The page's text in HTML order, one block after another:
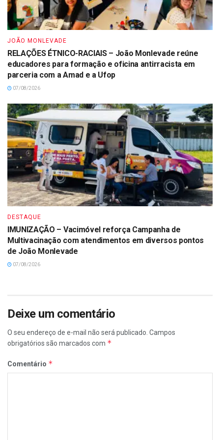
JOÃO MONLEVADE
RELAÇÕES ÉTNICO-RACIAIS – João Monlevade reúne
educadores para formação e oficina antirracista em
parceria com a Amad e a Ufop
07/08/2026
DESTAQUE
IMUNIZAÇÃO – Vacimóvel reforça Campanha de
Multivacinação com atendimentos em diversos pontos
de João Monlevade
07/08/2026
Deixe um comentário
O seu endereço de e-mail não será publicado. Campos
obrigatórios são marcados com *
Comentário *